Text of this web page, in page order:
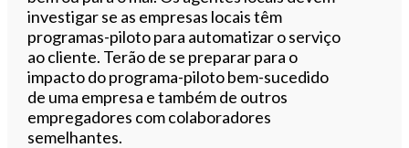
investigar se as empresas locais têm
programas-piloto para automatizar o serviço
ao cliente. Terão de se preparar para o
impacto do programa-piloto bem-sucedido
de uma empresa e também de outros
empregadores com colaboradores
semelhantes.